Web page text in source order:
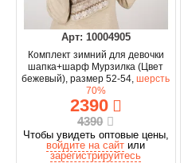
Арт: 10004905
Комплект зимний для девочки
шапка+шарф Мурзилка (Цвет
бежевый), размер 52-54,шерсть
70%
2390
4390
Чтобы увидеть оптовые цены,
войдите на сайт или
зарегистрируйтесь